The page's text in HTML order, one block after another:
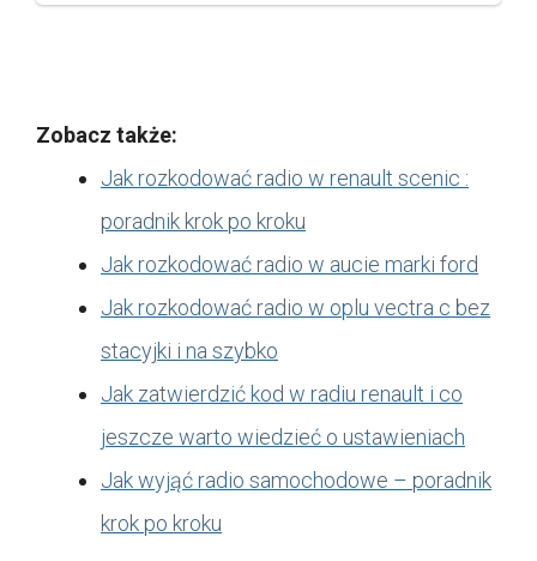
Zobacz także:
Jak rozkodować radio w renault scenic :
poradnik krok po kroku
Jak rozkodować radio w aucie marki ford
Jak rozkodować radio w oplu vectra c bez
stacyjki i na szybko
Jak zatwierdzić kod w radiu renault i co
jeszcze warto wiedzieć o ustawieniach
Jak wyjąć radio samochodowe – poradnik
krok po kroku